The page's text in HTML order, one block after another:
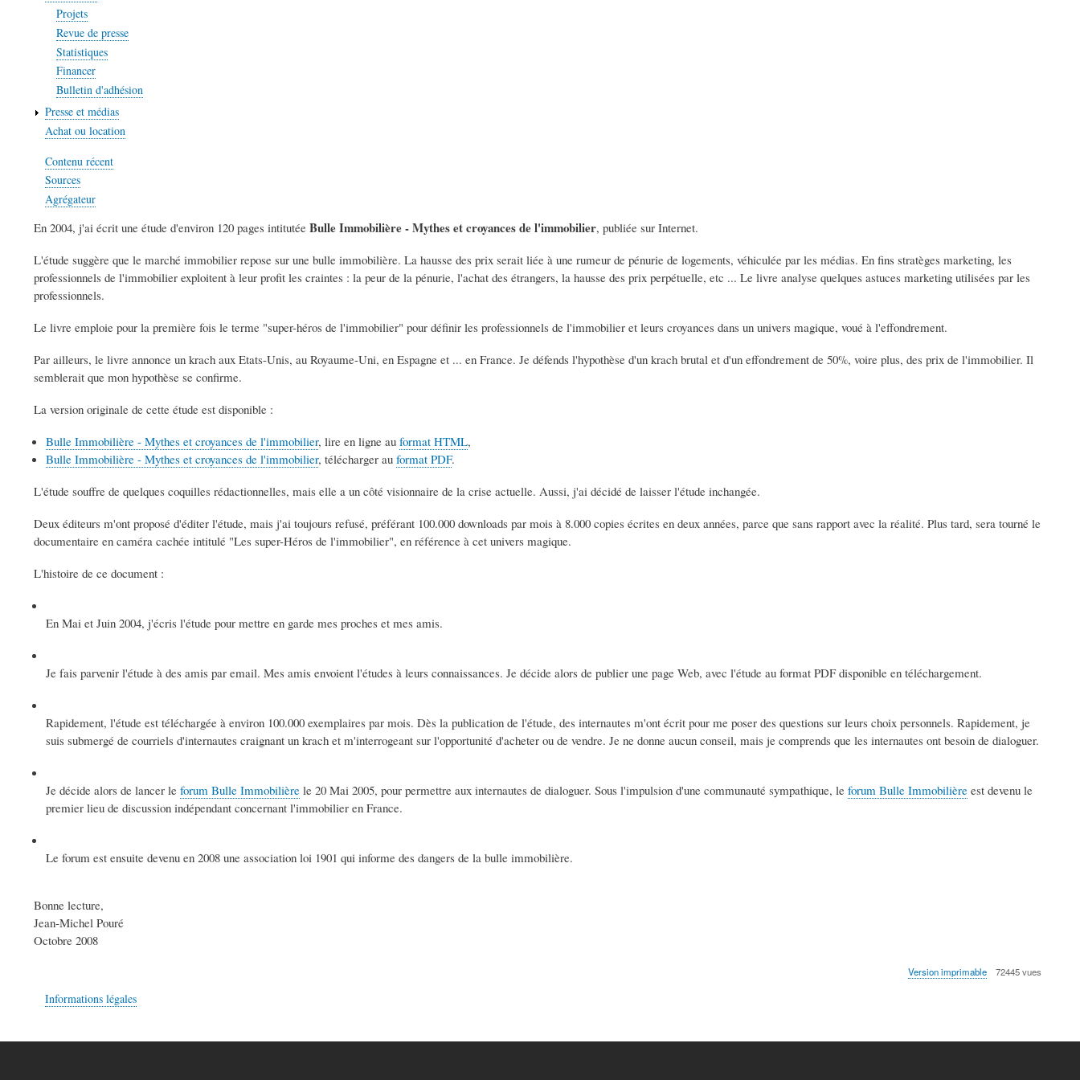
Projets
Revue de presse
Statistiques
Financer
Bulletin d'adhésion
Presse et médias
Achat ou location
Contenu récent
Sources
Agrégateur
En 2004, j'ai écrit une étude d'environ 120 pages intitutée Bulle Immobilière - Mythes et croyances de l'immobilier, publiée sur Internet.
L'étude suggère que le marché immobilier repose sur une bulle immobilière. La hausse des prix serait liée à une rumeur de pénurie de logements, véhiculée par les médias. En fins stratèges marketing, les
professionnels de l'immobilier exploitent à leur profit les craintes : la peur de la pénurie, l'achat des étrangers, la hausse des prix perpétuelle, etc ... Le livre analyse quelques astuces marketing utilisées par les
professionnels.
Le livre emploie pour la première fois le terme "super-héros de l'immobilier" pour définir les professionnels de l'immobilier et leurs croyances dans un univers magique, voué à l'effondrement.
Par ailleurs, le livre annonce un krach aux Etats-Unis, au Royaume-Uni, en Espagne et ... en France. Je défends l'hypothèse d'un krach brutal et d'un effondrement de 50%, voire plus, des prix de l'immobilier. Il
semblerait que mon hypothèse se confirme.
La version originale de cette étude est disponible :
Bulle Immobilière - Mythes et croyances de l'immobilier, lire en ligne au format HTML,
Bulle Immobilière - Mythes et croyances de l'immobilier, télécharger au format PDF.
L'étude souffre de quelques coquilles rédactionnelles, mais elle a un côté visionnaire de la crise actuelle. Aussi, j'ai décidé de laisser l'étude inchangée.
Deux éditeurs m'ont proposé d'éditer l'étude, mais j'ai toujours refusé, préférant 100.000 downloads par mois à 8.000 copies écrites en deux années, parce que sans rapport avec la réalité. Plus tard, sera tourné le
documentaire en caméra cachée intitulé "Les super-Héros de l'immobilier", en référence à cet univers magique.
L'histoire de ce document :
En Mai et Juin 2004, j'écris l'étude pour mettre en garde mes proches et mes amis.
Je fais parvenir l'étude à des amis par email. Mes amis envoient l'études à leurs connaissances. Je décide alors de publier une page Web, avec l'étude au format PDF disponible en téléchargement.
Rapidement, l'étude est téléchargée à environ 100.000 exemplaires par mois. Dès la publication de l'étude, des internautes m'ont écrit pour me poser des questions sur leurs choix personnels. Rapidement, je
suis submergé de courriels d'internautes craignant un krach et m'interrogeant sur l'opportunité d'acheter ou de vendre. Je ne donne aucun conseil, mais je comprends que les internautes ont besoin de dialoguer.
Je décide alors de lancer le forum Bulle Immobilière le 20 Mai 2005, pour permettre aux internautes de dialoguer. Sous l'impulsion d'une communauté sympathique, le forum Bulle Immobilière est devenu le
premier lieu de discussion indépendant concernant l'immobilier en France.
Le forum est ensuite devenu en 2008 une association loi 1901 qui informe des dangers de la bulle immobilière.
Bonne lecture,
Jean-Michel Pouré
Octobre 2008
Version imprimable 72445 vues
Informations légales